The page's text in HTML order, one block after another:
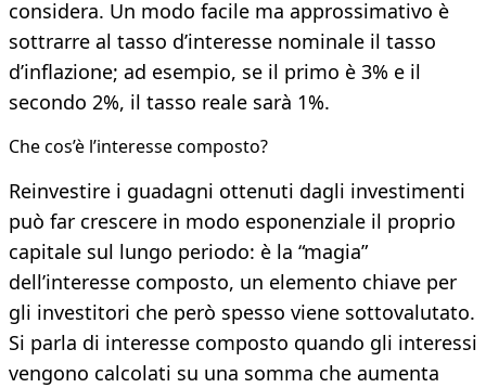
considera. Un modo facile ma approssimativo è
sottrarre al tasso d’interesse nominale il tasso
d’inflazione; ad esempio, se il primo è 3% e il
secondo 2%, il tasso reale sarà 1%.
Che cos’è l’interesse composto?
Reinvestire i guadagni ottenuti dagli investimenti
può far crescere in modo esponenziale il proprio
capitale sul lungo periodo: è la “magia”
dell’interesse composto, un elemento chiave per
gli investitori che però spesso viene sottovalutato.
Si parla di interesse composto quando gli interessi
vengono calcolati su una somma che aumenta